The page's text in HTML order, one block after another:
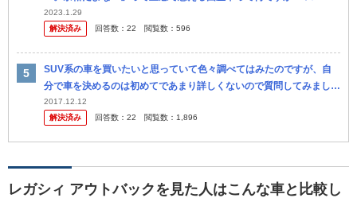
フォレスター、アウトバック マツダＣＸ5、ＣＸ8 三菱デリカ が思い
浮か...
2023.1.29
解決済み
回答数： 22 閲覧数： 596
SUV系の車を買いたいと思っていて色々調べてはみたのですが、自
分で車を決めるのは初めてであまり詳しくないので質問してみまし
た。 雪国在住でスノーボードに行くこともあるためある程度雪道に
強く、今は...
2017.12.12
解決済み
回答数： 22 閲覧数： 1,896
レガシィ アウトバックを見た人はこんな車と比較し